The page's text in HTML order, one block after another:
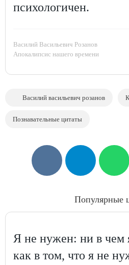
психологичен.
Василий Васильевич Розанов
Апокалипсис нашего времени
Василий васильевич розанов
Познавательные цитаты
Популярные
Я не нужен: ни в чем
как в том, что я не